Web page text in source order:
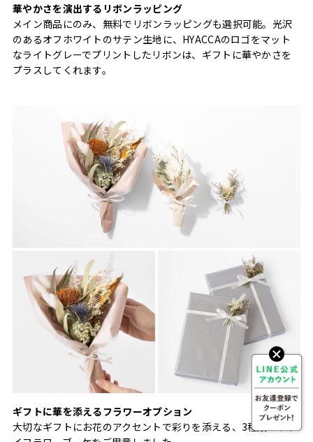
華やかさを演出するリボンラッピング
メイン商品にのみ、無料でリボンラッピングも選択可能。光沢
のあるオフホワイトのサテン生地に、HYACCAのロゴをマット
なライトグレーでプリントしたリボンは、ギフトに華やかさを
プラスしてくれます。
ギフトに華を添えるフラワーオプション
大切なギフトにお花のアクセントで彩りを添える、3種類のドラ